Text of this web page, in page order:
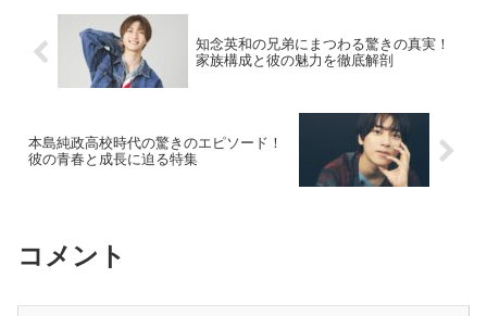
知念英和の兄弟にまつわる驚きの真実！
家族構成と彼の魅力を徹底解剖
本島純政高校時代の驚きのエピソード！
彼の青春と成長に迫る特集
コメント